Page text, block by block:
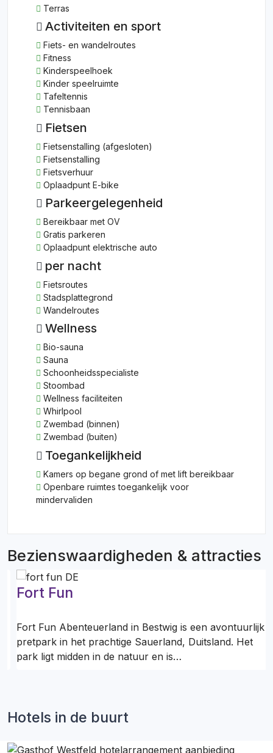
Terras
Activiteiten en sport
Fiets- en wandelroutes
Fitness
Kinderspeelhoek
Kinder speelruimte
Tafeltennis
Tennisbaan
Fietsen
Fietsenstalling (afgesloten)
Fietsenstalling
Fietsverhuur
Oplaadpunt E-bike
Parkeergelegenheid
Bereikbaar met OV
Gratis parkeren
Oplaadpunt elektrische auto
per nacht
Fietsroutes
Stadsplattegrond
Wandelroutes
Wellness
Bio-sauna
Sauna
Schoonheidsspecialiste
Stoombad
Wellness faciliteiten
Whirlpool
Zwembad (binnen)
Zwembad (buiten)
Toegankelijkheid
Kamers op begane grond of met lift bereikbaar
Openbare ruimtes toegankelijk voor
mindervaliden
Bezienswaardigheden & attracties
Fort Fun
Fort Fun Abenteuerland in Bestwig is een avontuurlijk
pretpark in het prachtige Sauerland, Duitsland. Het
park ligt midden in de natuur en is…
Hotels in de buurt